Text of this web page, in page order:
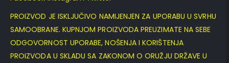
PROIZVOD JE ISKLJUČIVO NAMIJENJEN ZA UPORABU U SVRHU
SAMOOBRANE. KUPNJOM PROIZVODA PREUZIMATE NA SEBE
ODGOVORNOST UPORABE, NOŠENJA I KORIŠTENJA
PROIZVODA U SKLADU SA ZAKONOM O ORUŽJU DRŽAVE U